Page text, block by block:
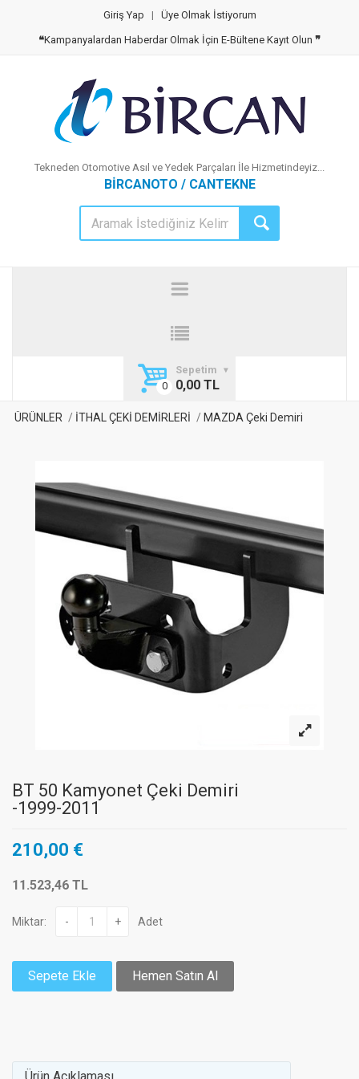
Giriş Yap | Üye Olmak İstiyorum
❝Kampanyalardan Haberdar Olmak İçin E-Bültene Kayıt Olun ❞
Tekneden Otomotive Asıl ve Yedek Parçaları İle Hizmetindeyiz...
BİRCANOTO / CANTEKNE
Sepetim
0,00 TL
ÜRÜNLER İTHAL ÇEKİ DEMİRLERİ MAZDA Çeki Demiri
BT 50 Kamyonet Çeki Demiri
-1999-2011
210,00 €
11.523,46 TL
Miktar: - + Adet
Sepete Ekle Hemen Satın Al